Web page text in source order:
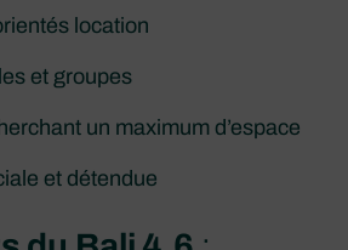
location
et groupes
un maximum d’espace
et détendue